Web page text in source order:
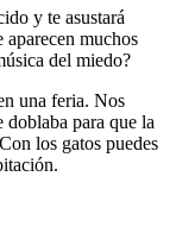
y te asustará
muchos
del miedo?
una feria. Nos
doblaba para que la
los gatos puedes